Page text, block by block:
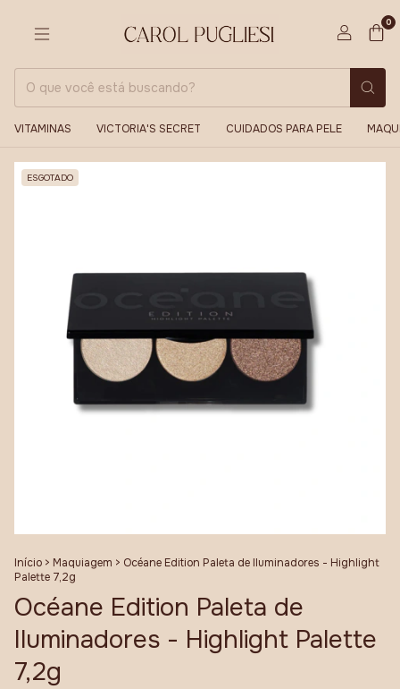
0
VITAMINAS VICTORIA'S SECRET CUIDADOS PARA PELE
ESGOTADO
Início > Maquiagem > Océane Edition Paleta de Iluminadores - Highlight
Palette 7,2g
Océane Edition Paleta de
Iluminadores - Highlight Palette
7,2g